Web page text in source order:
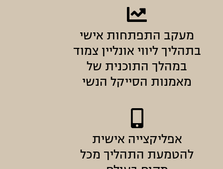
מעקב התפתחות אישי
בתהליך ליווי אונליין צמוד
במהלך התוכנית של
מאמנות הסייקל הנשי
אפליקצייה אישית
להטמעת התהליך מכל